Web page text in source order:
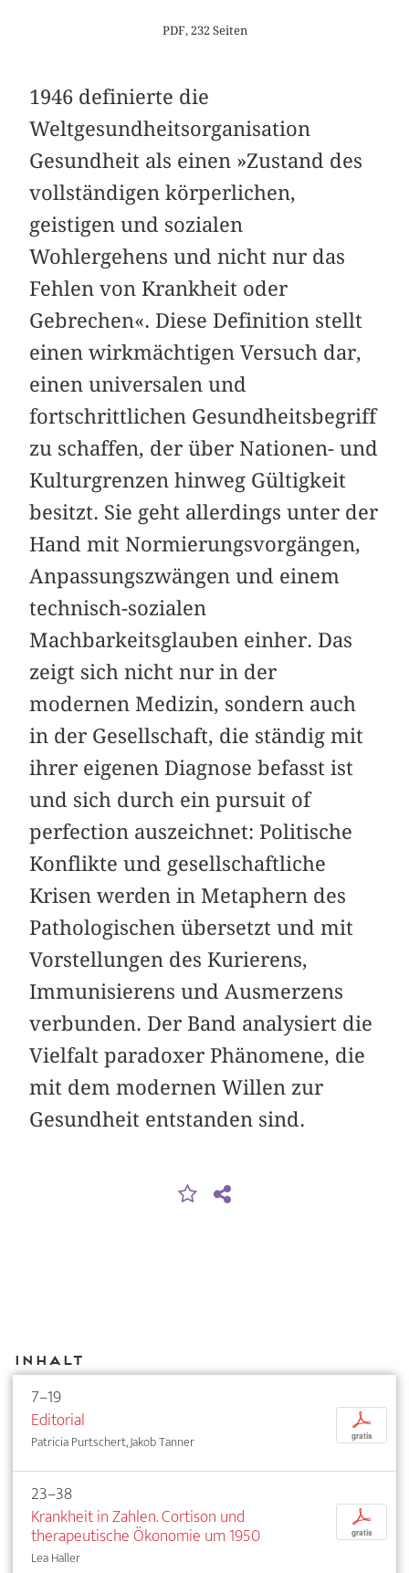
PDF, 232 Seiten
1946 definierte die
Weltgesundheitsorganisation
Gesundheit als einen »Zustand des
vollständigen körperlichen,
geistigen und sozialen
Wohlergehens und nicht nur das
Fehlen von Krankheit oder
Gebrechen«. Diese Definition stellt
einen wirkmächtigen Versuch dar,
einen univer­salen und
fortschrittlichen Gesundheitsbegriff
zu schaffen, der über Nationen- und
Kulturgrenzen hinweg Gültigkeit
besitzt. Sie geht allerdings unter der
Hand mit Normierungsvorgängen,
Anpassungszwängen und einem
technisch-sozialen
Machbarkeitsglauben einher. Das
zeigt sich nicht nur in der
modernen Medizin, sondern auch
in der Gesellschaft, die ständig mit
ihrer eigenen Diagnose befasst ist
und sich durch ein pursuit of
perfection auszeichnet: Politische
Konflikte und gesellschaftliche
Krisen werden in Metaphern des
Pathologischen übersetzt und mit
Vorstellungen des Kurierens,
Immunisierens und Ausmerzens
verbunden. Der Band analysiert die
Vielfalt paradoxer Phänomene, die
mit dem modernen Willen zur
Gesundheit entstanden sind.
Inhalt
7–19
Editorial
Patricia Purtschert, Jakob Tanner
p
gratis
23–38
Krankheit in Zahlen. Cortison und
therapeutische Ökonomie um 1950
Lea Haller
p
gratis